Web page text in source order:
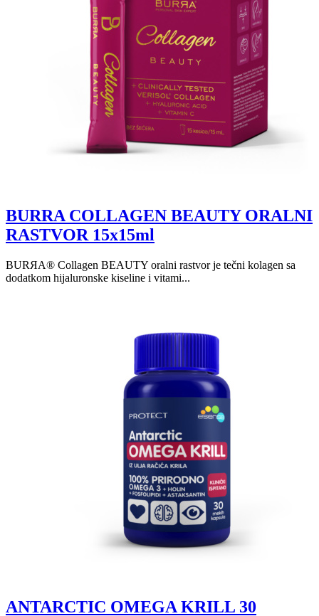
BURRA COLLAGEN BEAUTY ORALNI
RASTVOR 15x15ml
BURЯA® Collagen BEAUTY oralni rastvor je tečni kolagen sa
dodatkom hijaluronske kiseline i vitami...
ANTARCTIC OMEGA KRILL 30